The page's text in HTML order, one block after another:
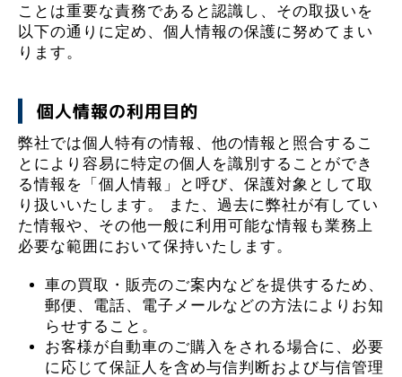
ことは重要な責務であると認識し、その取扱いを
以下の通りに定め、個人情報の保護に努めてまい
ります。
個人情報の利用目的
弊社では個人特有の情報、他の情報と照合するこ
とにより容易に特定の個人を識別することができ
る情報を「個人情報」と呼び、保護対象として取
り扱いいたします。 また、過去に弊社が有してい
た情報や、その他一般に利用可能な情報も業務上
必要な範囲において保持いたします。
車の買取・販売のご案内などを提供するため、
郵便、電話、電子メールなどの方法によりお知
らせすること。
お客様が自動車のご購入をされる場合に、必要
に応じて保証人を含め与信判断および与信管理